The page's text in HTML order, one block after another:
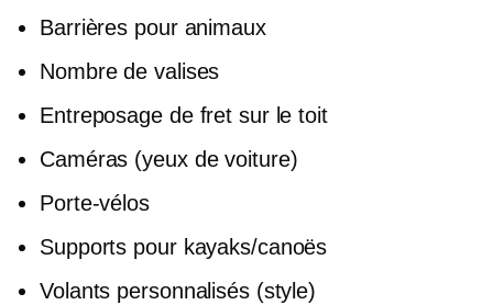
Barrières pour animaux
Nombre de valises
Entreposage de fret sur le toit
Caméras (yeux de voiture)
Porte-vélos
Supports pour kayaks/canoës
Volants personnalisés (style)